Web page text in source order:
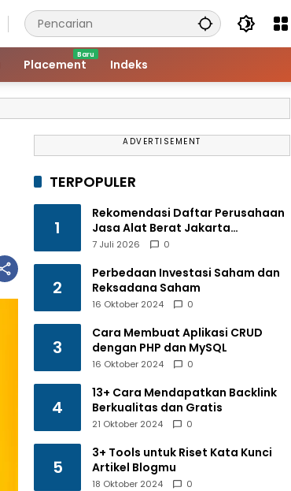
Placement Indeks
ADVERTISEMENT
TERPOPULER
1
Rekomendasi Daftar Perusahaan
Jasa Alat Berat Jakarta
Terlengkap
7 Juli 2026 0
2
Perbedaan Investasi Saham dan
Reksadana Saham
16 Oktober 2024 0
3
Cara Membuat Aplikasi CRUD
dengan PHP dan MySQL
16 Oktober 2024 0
4
13+ Cara Mendapatkan Backlink
Berkualitas dan Gratis
21 Oktober 2024 0
5
3+ Tools untuk Riset Kata Kunci
Artikel Blogmu
18 Oktober 2024 0